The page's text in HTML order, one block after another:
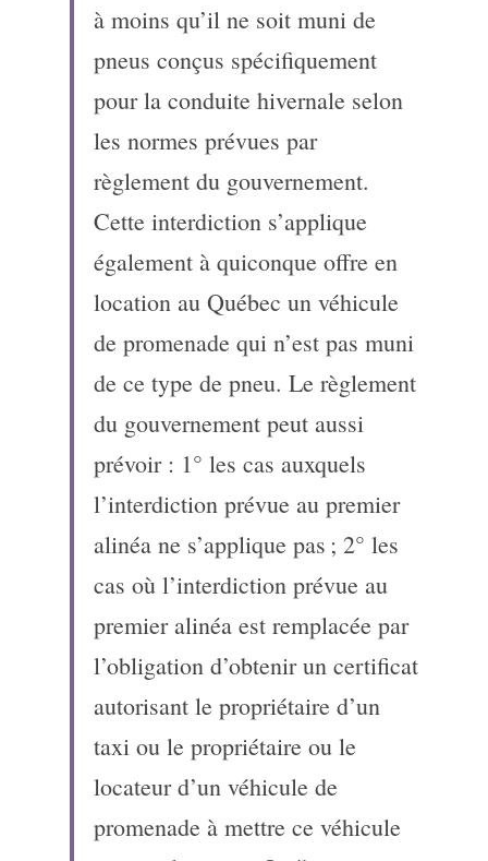
à moins qu’il ne soit muni de
pneus conçus spécifiquement
pour la conduite hivernale selon
les normes prévues par
règlement du gouvernement.
Cette interdiction s’applique
également à quiconque offre en
location au Québec un véhicule
de promenade qui n’est pas muni
de ce type de pneu. Le règlement
du gouvernement peut aussi
prévoir : 1° les cas auxquels
l’interdiction prévue au premier
alinéa ne s’applique pas ; 2° les
cas où l’interdiction prévue au
premier alinéa est remplacée par
l’obligation d’obtenir un certificat
autorisant le propriétaire d’un
taxi ou le propriétaire ou le
locateur d’un véhicule de
promenade à mettre ce véhicule